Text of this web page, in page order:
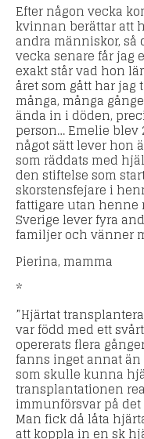
Efter någon vecka
kvinnan berättar att
andra människor, så
vecka senare får jag
exakt står vad hon
året som gått har
många, många
ända in i döden,
person… Emelie blev
något sätt lever hon
som räddats med
den stiftelse som
skorstensfejare i
fattigare utan henne
Sverige lever fyra
familjer och vänner
Pierina, mamma
*
”Hjärtat
var född med ett
opererats flera
fanns inget annat
som skulle kunna
transplantationen
immunförsvar på
Man fick då låta
att koppla in en sk